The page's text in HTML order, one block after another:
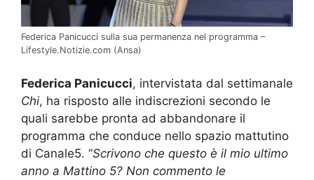
Federica Panicucci sulla sua permanenza nel programma –
Lifestyle.Notizie.com (Ansa)
Federica Panicucci, intervistata dal settimanale
Chi, ha risposto alle indiscrezioni secondo le
quali sarebbe pronta ad abbandonare il
programma che conduce nello spazio mattutino
di Canale5. “Scrivono che questo è il mio ultimo
anno a Mattino 5? Non commento le